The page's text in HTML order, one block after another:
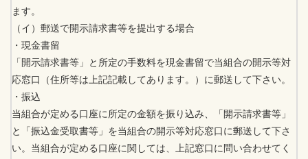
ます。
（イ）郵送で開示請求書等を提出する場合
・現金書留
「開示請求書等」と所定の手数料を現金書留で当組合の開示等対
応窓口（住所等は上記記載してあります。）に郵送して下さい。
・振込
当組合が定める口座に所定の金額を振り込み、「開示請求書等」
と「振込金受取書等」を当組合の開示等対応窓口に郵送して下さ
い。当組合が定める口座に関しては、上記窓口に問い合わせてく